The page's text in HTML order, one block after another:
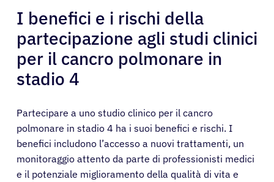
I benefici e i rischi della
partecipazione agli studi clinici
per il cancro polmonare in
stadio 4
Partecipare a uno studio clinico per il cancro
polmonare in stadio 4 ha i suoi benefici e rischi. I
benefici includono l’accesso a nuovi trattamenti, un
monitoraggio attento da parte di professionisti medici
e il potenziale miglioramento della qualità di vita e